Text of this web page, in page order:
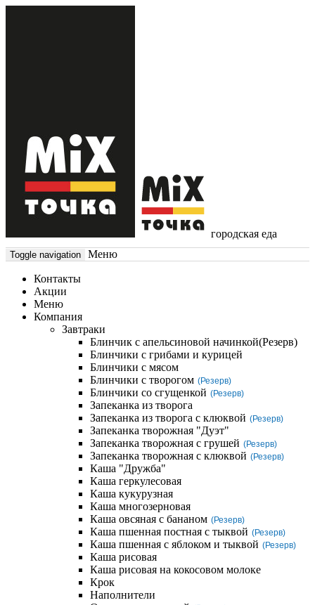
городская еда
Toggle navigation Меню
Контакты
Акции
Меню
Компания
Завтраки
Блинчик с апельсиновой начинкой(Резерв)
Блинчики с грибами и курицей
Блинчики с мясом
Блинчики с творогом (Резерв)
Блинчики со сгущенкой (Резерв)
Запеканка из творога
Запеканка из творога с клюквой (Резерв)
Запеканка творожная "Дуэт"
Запеканка творожная с грушей (Резерв)
Запеканка творожная с клюквой (Резерв)
Каша "Дружба"
Каша геркулесовая
Каша кукурузная
Каша многозерновая
Каша овсяная с бананом (Резерв)
Каша пшенная постная с тыквой (Резерв)
Каша пшенная с яблоком и тыквой (Резерв)
Каша рисовая
Каша рисовая на кокосовом молоке
Крок
Наполнители